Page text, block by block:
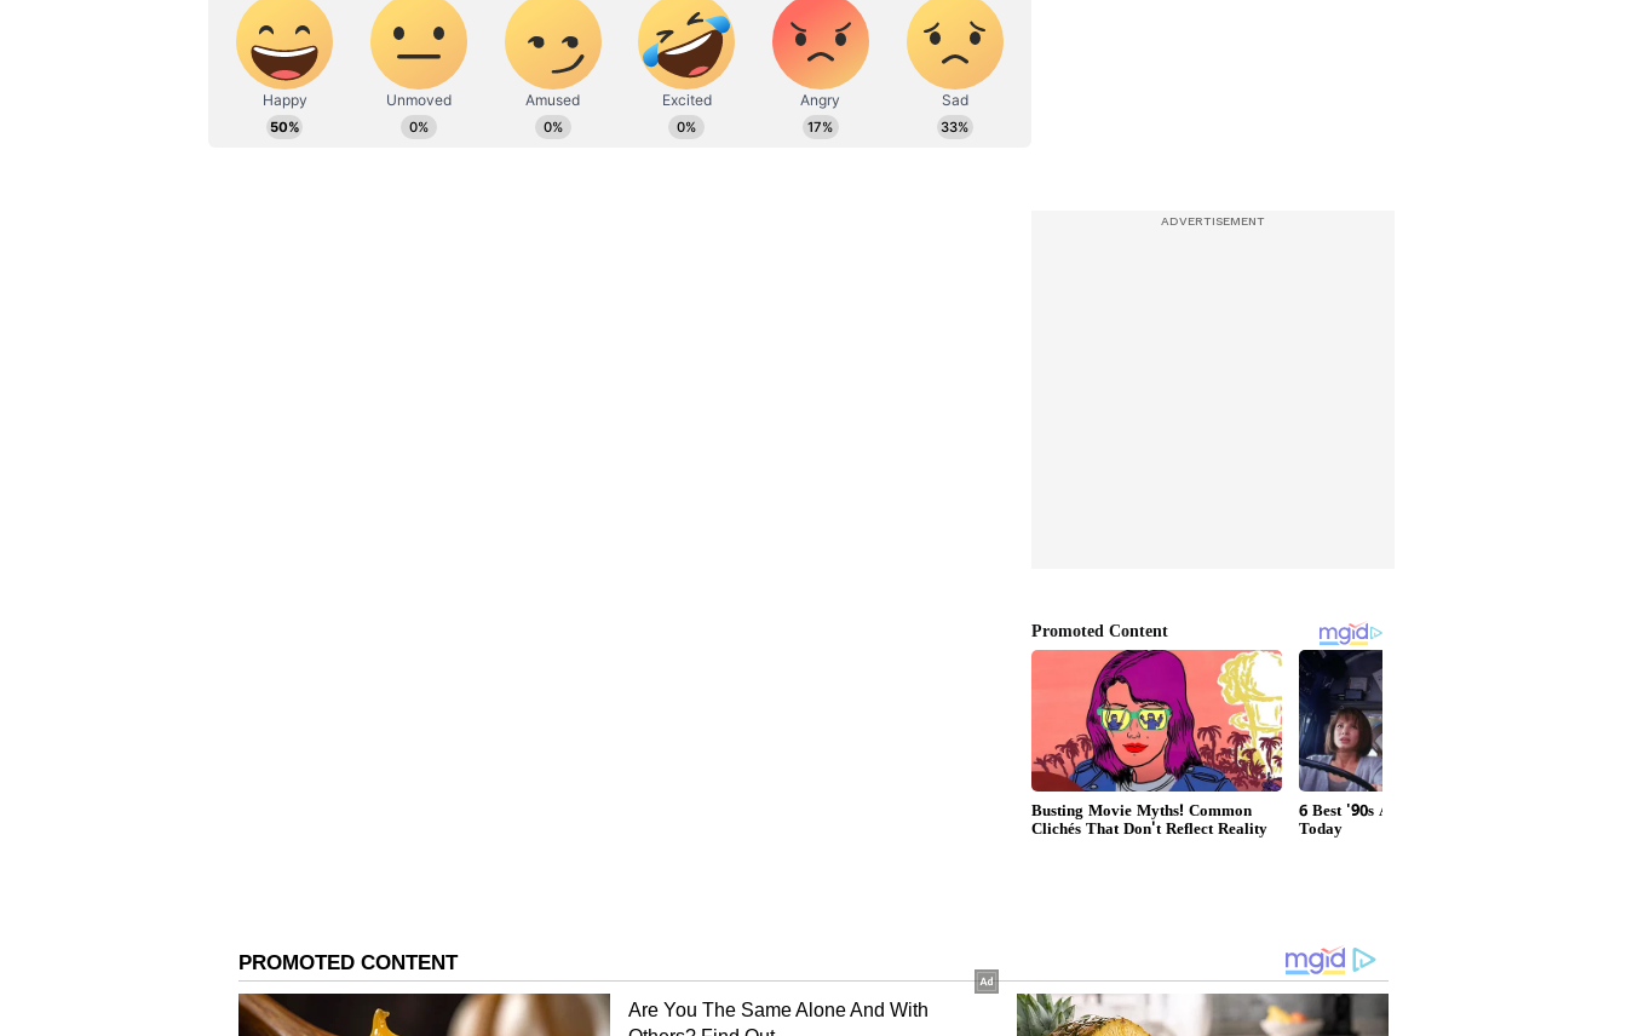
June Horoscope: పగబట్టిన
గ్రహాలు.. ఈ 5 రాశులకు జూన్ నెల
మొత్తం కష్టాలే, ప్రశాంతత అనేదే
Mini Juicer: ఒక్క బటన్
నొక్కితే...ఫ్రెష్ జ్యూస్ రెడీ, కరెంట్
అవసరం లేదు.. ఎక్కడికైనా
డబ్బు నీళ్లలా ఖర్చవడం ఆగిపోయి, ఇంట్లో సిరిసంపదలు నిలుస్తాయి.